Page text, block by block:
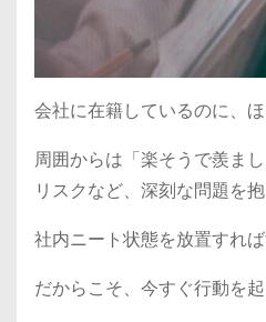
会社に在籍しているのに、
周囲からは「楽そうで羨ま
リスクなど、深刻な問題を抱
社内ニート状態を放置すれ
だからこそ、今すぐ行動を起